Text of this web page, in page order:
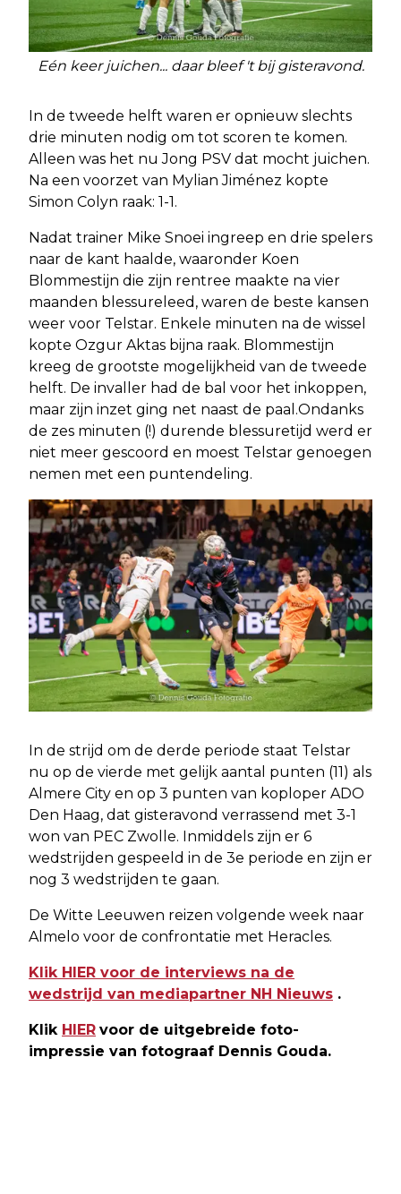
Eén keer juichen... daar bleef 't bij gisteravond.
In de tweede helft waren er opnieuw slechts
drie minuten nodig om tot scoren te komen.
Alleen was het nu Jong PSV dat mocht juichen.
Na een voorzet van Mylian Jiménez kopte
Simon Colyn raak: 1-1.
Nadat trainer Mike Snoei ingreep en drie spelers
naar de kant haalde, waaronder Koen
Blommestijn die zijn rentree maakte na vier
maanden blessureleed, waren de beste kansen
weer voor Telstar. Enkele minuten na de wissel
kopte Ozgur Aktas bijna raak. Blommestijn
kreeg de grootste mogelijkheid van de tweede
helft. De invaller had de bal voor het inkoppen,
maar zijn inzet ging net naast de paal.Ondanks
de zes minuten (!) durende blessuretijd werd er
niet meer gescoord en moest Telstar genoegen
nemen met een puntendeling.
In de strijd om de derde periode staat Telstar
nu op de vierde met gelijk aantal punten (11) als
Almere City en op 3 punten van koploper ADO
Den Haag, dat gisteravond verrassend met 3-1
won van PEC Zwolle. Inmiddels zijn er 6
wedstrijden gespeeld in de 3e periode en zijn er
nog 3 wedstrijden te gaan.
De Witte Leeuwen reizen volgende week naar
Almelo voor de confrontatie met Heracles.
Klik HIER voor de interviews na de
wedstrijd van mediapartner NH Nieuws .
Klik HIER voor de uitgebreide foto-
impressie van fotograaf Dennis Gouda.